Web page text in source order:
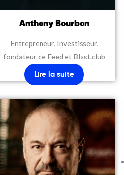
Anthony Bourbon
Entrepreneur, Investisseur,
fondateur de Feed et Blast.club
Lire la suite